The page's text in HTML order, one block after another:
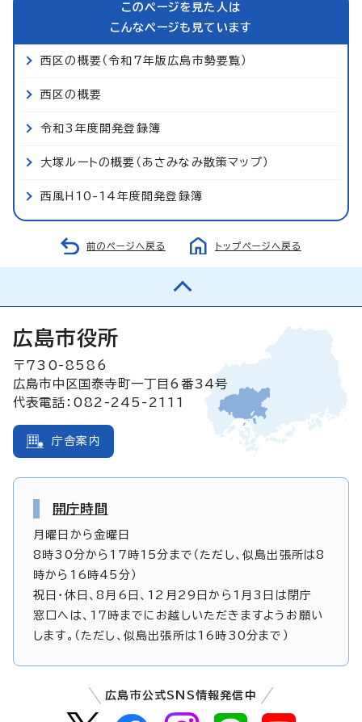
このページを見た人は
こんなページも見ています
西区の概要（令和7年版広島市勢要覧）
西区の概要
令和3年度開発登録簿
大塚ルートの概要（あさみなみ散策マップ）
西風H10-14年度開発登録簿
前のページへ戻る トップページへ戻る
広島市役所
〒730-8586
広島市中区国泰寺町一丁目6番34号
代表電話：082-245-2111
庁舎案内
開庁時間
月曜日から金曜日
8時30分から17時15分まで（ただし、似島出張所は8
時から16時45分）
祝日・休日、8月6日、12月29日から1月3日は閉庁
窓口へは、17時までにお越しいただきますようお願い
します。（ただし、似島出張所は16時30分まで）
広島市公式SNS情報発信中